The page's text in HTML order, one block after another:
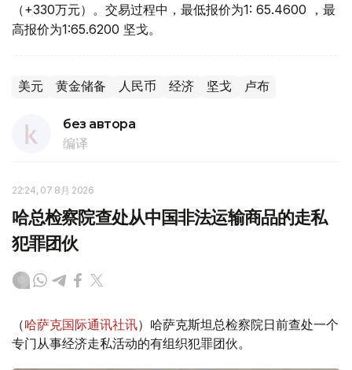
（+330万元）。交易过程中，最低报价为1: 65.4600 ，最
高报价为1:65.6200 坚戈。
美元 黄金储备 人民币 经济 坚戈 卢布
без автора
编译
22:24, 07 8月 2026
哈总检察院查处从中国非法运输商品的走私
犯罪团伙
（哈萨克国际通讯社讯）哈萨克斯坦总检察院日前查处一个
专门从事经济走私活动的有组织犯罪团伙。